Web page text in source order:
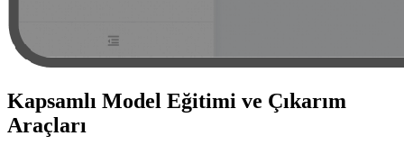
Kapsamlı Model Eğitimi ve Çıkarım
Araçları